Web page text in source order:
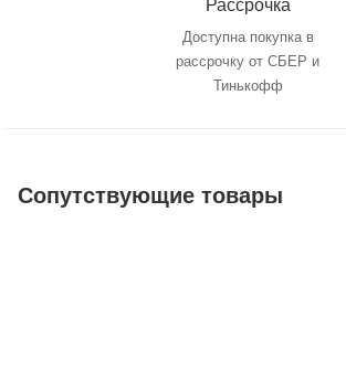
Рассрочка
Доступна покупка в
рассрочку от СБЕР и
Тинькофф
Сопутствующие товары